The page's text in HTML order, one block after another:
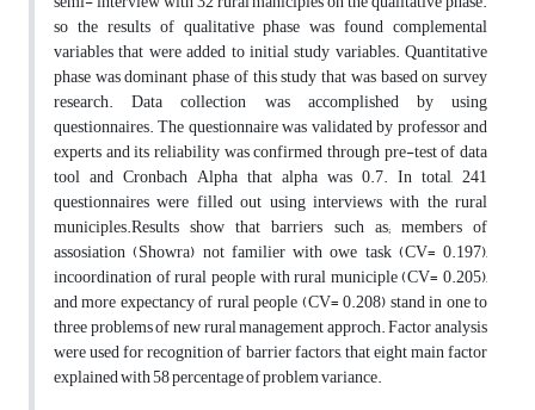
so the results of qualitative phase was found complemental
variables that were added to initial study variables. Quantitative
phase was dominant phase of this study that was based on survey
research. Data collection was accomplished by using
questionnaires. The questionnaire was validated by professor and
experts and its reliability was confirmed through pre-test of data
tool and Cronbach Alpha that alpha was 0.7. In total, 241
questionnaires were filled out using interviews with the rural
municiples.Results show that barriers such as; members of
assosiation (Showra) not familier with owe task (CV= 0.197),
incoordination of rural people with rural municiple (CV= 0.205),
and more expectancy of rural people (CV= 0.208) stand in one to
three problems of new rural management approch. Factor analysis
were used for recognition of barrier factors, that eight main factor
explained with 58 percentage of problem variance.